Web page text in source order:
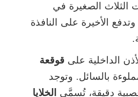
الثلاث الصغيرة في
وتدفع الأخيرة على النافذة
الداخلية على قوقعة
بالسائل. وتوجد
دقيقة، تُسمَّى
الخلايا